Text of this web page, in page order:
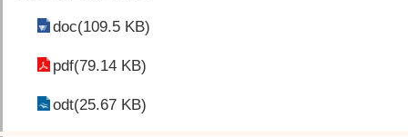
doc(109.5 KB)
pdf(79.14 KB)
odt(25.67 KB)